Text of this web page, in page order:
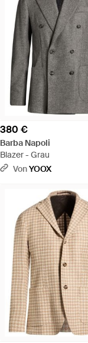
380 €
Barba Napoli
Blazer - Grau
VonYOOX